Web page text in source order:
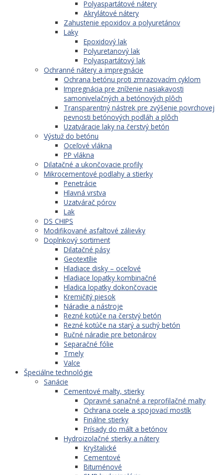
Polyaspartátové nátery
Akrylátové nátery
Zahustenie epoxidov a polyuretánov
Laky
Epoxidový lak
Polyuretanový lak
Polyaspartátový lak
Ochranné nátery a impregnácie
Ochrana betónu proti zmrazovacím cyklom
Impregnácia pre zníženie nasiakavosti
samonivelačných a betónových plôch
Transparentný nástrek pre zvýšenie povrchovej
pevnosti betónových podláh a plôch
Uzatváracie laky na čerstvý betón
Výstuž do betónu
Oceľové vlákna
PP vlákna
Dilatačné a ukončovacie profily
Mikrocementové podlahy a stierky
Penetrácie
Hlavná vrstva
Uzatvárač pórov
Lak
DS CHIPS
Modifikované asfaltové zálievky
Doplnkový sortiment
Dilatačné pásy
Geotextílie
Hladiace disky – oceľové
Hladiace lopatky kombinačné
Hladica lopatky dokončovacie
Kremičitý piesok
Náradie a nástroje
Rezné kotúče na čerstvý betón
Rezné kotúče na starý a suchý betón
Ručné náradie pre betonárov
Separačné fólie
Tmely
Valce
Špeciálne technológie
Sanácie
Cementové malty, stierky
Opravné sanačné a reprofilačné malty
Ochrana ocele a spojovací mostík
Finálne stierky
Prísady do mált a betónov
Hydroizolačné stierky a nátery
Kryštalické
Cementové
Bituménové